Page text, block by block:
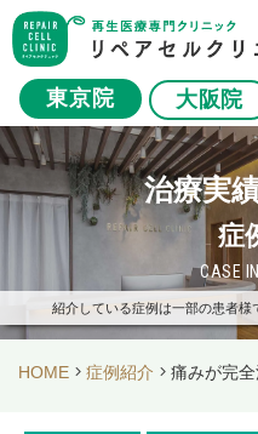
東京院 大阪院
治療実
症
CASE
紹介している症例は一部の患者様
HOME 症例紹介 痛みが完